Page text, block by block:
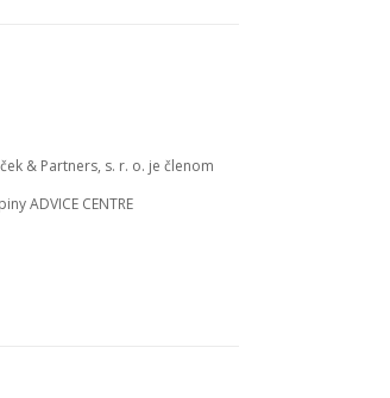
& Partners, s. r. o. je členom
ADVICE CENTRE